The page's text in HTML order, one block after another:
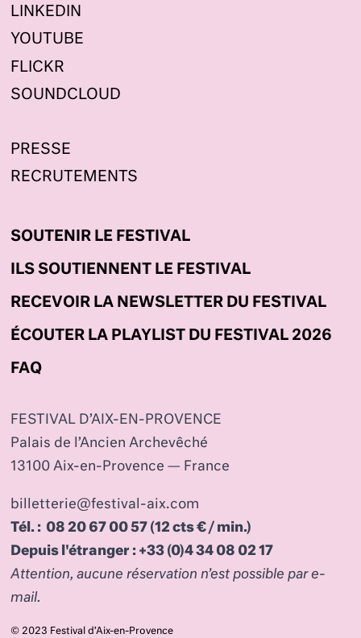
LINKEDIN
YOUTUBE
FLICKR
SOUNDCLOUD
PRESSE
RECRUTEMENTS
SOUTENIR LE FESTIVAL
ILS SOUTIENNENT LE FESTIVAL
RECEVOIR LA NEWSLETTER DU FESTIVAL
ÉCOUTER LA PLAYLIST DU FESTIVAL 2026
FAQ
FESTIVAL D’AIX-EN-PROVENCE
Palais de l’Ancien Archevêché
13100 Aix-en-Provence — France
billetterie@festival-aix.com
Tél. : 08 20 67 00 57 (12 cts € / min.)
Depuis l'étranger : +33 (0)4 34 08 02 17
Attention, aucune réservation n’est possible par e-
mail.
© 2023 Festival d’Aix-en-Provence